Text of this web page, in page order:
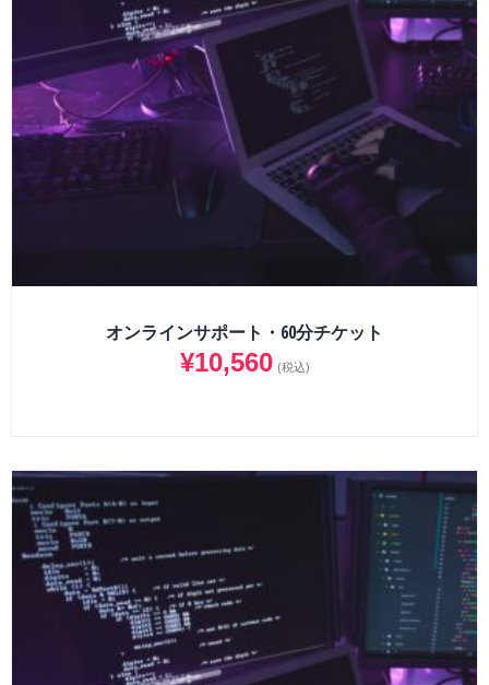
オンラインサポート・60分チケット
¥10,560 (税込)